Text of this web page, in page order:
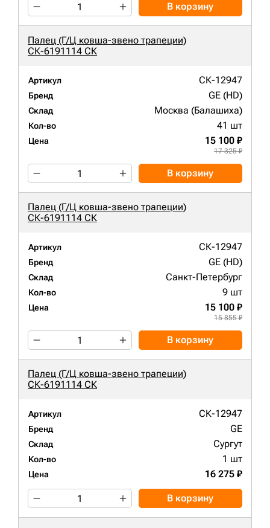
В корзину
Палец (Г/Ц ковша-звено трапеции)
СК-6191114 СК
Артикул СК-12947
Бренд GE (HD)
Склад Москва (Балашиха)
Кол-во 41 шт
Цена 15 100 ₽
17 325 ₽
В корзину
Палец (Г/Ц ковша-звено трапеции)
СК-6191114 СК
Артикул СК-12947
Бренд GE (HD)
Склад Санкт-Петербург
Кол-во 9 шт
Цена 15 100 ₽
15 855 ₽
В корзину
Палец (Г/Ц ковша-звено трапеции)
СК-6191114 СК
Артикул СК-12947
Бренд GE
Склад Сургут
Кол-во 1 шт
Цена 16 275 ₽
В корзину